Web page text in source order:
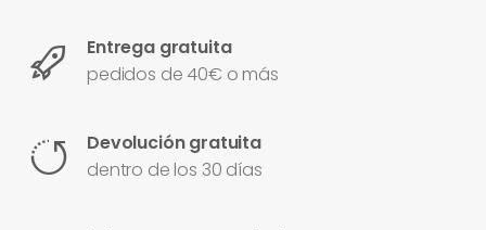
Entrega gratuita
pedidos de 40€ o más
Devolución gratuita
dentro de los 30 días